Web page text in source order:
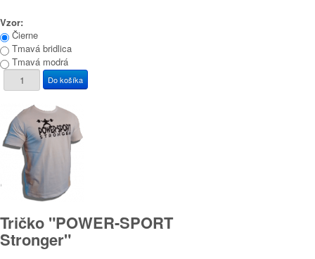
Vzor:
Čierne
Tmavá bridlica
Tmavá modrá
Tričko "POWER-SPORT
Stronger"